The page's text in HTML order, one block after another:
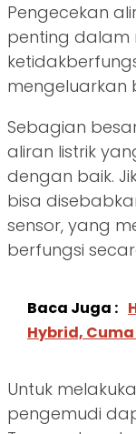
Pengecekan
penting dalam
mengeluarkan
Sebagian
aliran listrik
dengan baik.
bisa
sensor, yang
berfungsi
Baca Juga :
Hybrid,
Untuk
pengemudi